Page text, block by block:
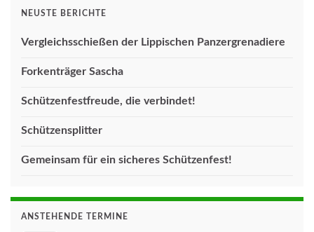
NEUSTE BERICHTE
Vergleichsschießen der Lippischen Panzergrenadiere
Forkenträger Sascha
Schützenfestfreude, die verbindet!
Schützensplitter
Gemeinsam für ein sicheres Schützenfest!
ANSTEHENDE TERMINE